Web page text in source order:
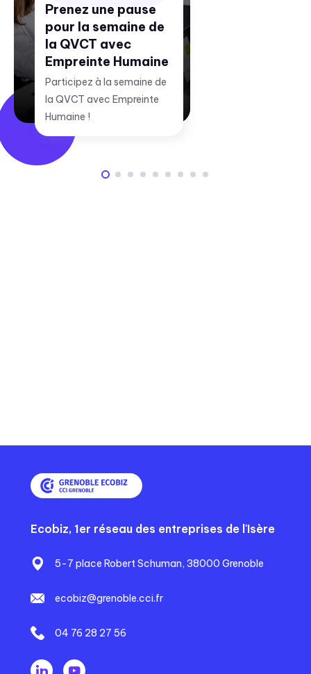
Prenez une pause
pour la semaine de
la QVCT avec
Empreinte Humaine
Participez à la semaine de
la QVCT avec Empreinte
Humaine !
Ecobiz, 1er réseau des entreprises de l'Isère
5-7 place Robert Schuman, 38000 Grenoble
ecobiz@grenoble.cci.fr
04 76 28 27 56